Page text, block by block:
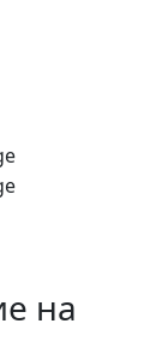
на